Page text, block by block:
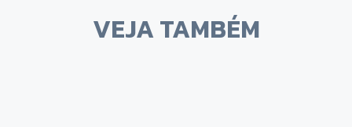
VEJA TAMBÉM